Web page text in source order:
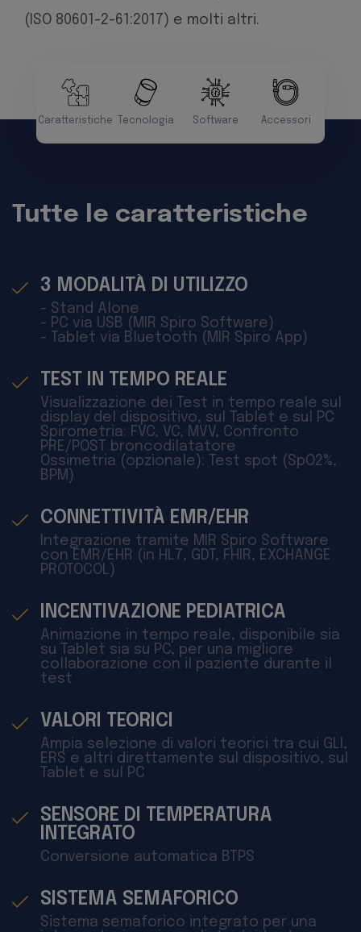
(ISO 80601-2-61:2017) e molti altri.
Caratteristiche Tecnologia Software Accessori
Tutte le caratteristiche
3 MODALITÀ DI UTILIZZO
- Stand Alone
- PC via USB (MIR Spiro Software)
- Tablet via Bluetooth (MIR Spiro App)
TEST IN TEMPO REALE
Visualizzazione dei Test in tempo reale sul
display del dispositivo, sul Tablet e sul PC
Spirometria: FVC, VC, MVV, Confronto
PRE/POST broncodilatatore
Ossimetria (opzionale): Test spot (SpO2%,
BPM)
CONNETTIVITÀ EMR/EHR
Integrazione tramite MIR Spiro Software
con EMR/EHR (in HL7, GDT, FHIR, EXCHANGE
PROTOCOL)
INCENTIVAZIONE PEDIATRICA
Animazione in tempo reale, disponibile sia
su Tablet sia su PC, per una migliore
collaborazione con il paziente durante il
test
VALORI TEORICI
Ampia selezione di valori teorici tra cui GLI,
ERS e altri direttamente sul dispositivo, sul
Tablet e sul PC
SENSORE DI TEMPERATURA
INTEGRATO
Conversione automatica BTPS
SISTEMA SEMAFORICO
Sistema semaforico integrato per una